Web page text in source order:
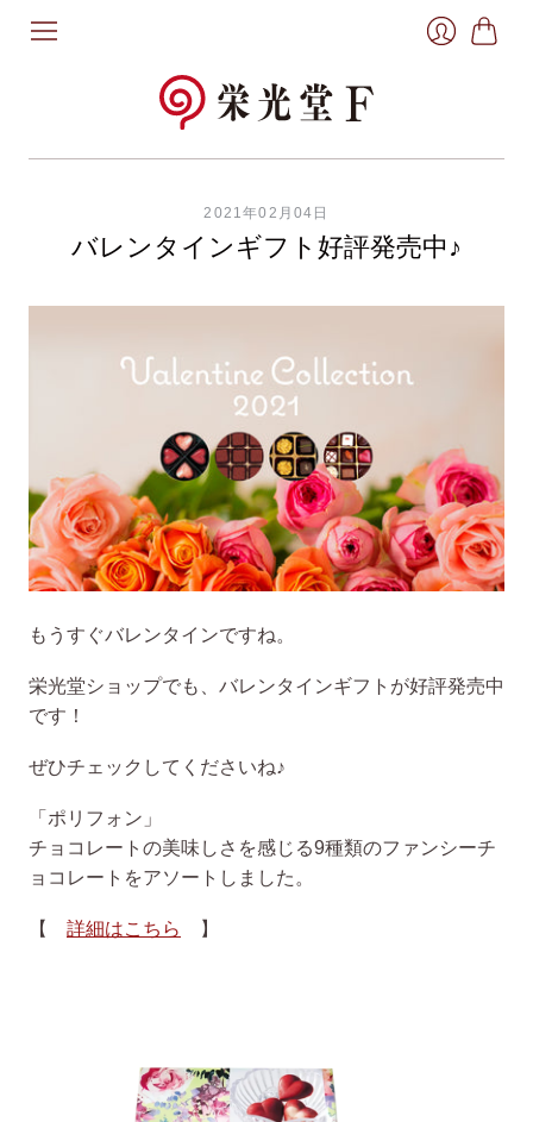
2021年02月04日
バレンタインギフト好評発売中♪
もうすぐバレンタインですね。
栄光堂ショップでも、バレンタインギフトが好評発売中
です！
ぜひチェックしてくださいね♪
「ポリフォン」
チョコレートの美味しさを感じる9種類のファンシーチ
ョコレートをアソートしました。
【 詳細はこちら 】